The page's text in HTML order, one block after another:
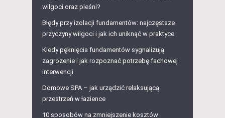
wilgoci oraz pleśni?
Błędy przy izolacji fundamentów: najczęstsze
przyczyny wilgoci i jak ich uniknąć w praktyce
Kiedy pęknięcia fundamentów sygnalizują
zagrożenie i jak rozpoznać potrzebę fachowej
interwencji
Domowe SPA – jak urządzić relaksującą
przestrzeń w łazience
10 sposobów na zmniejszenie kosztów